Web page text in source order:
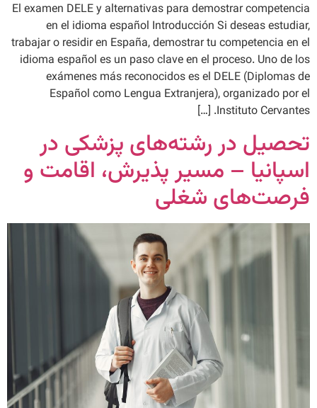
El examen DELE y alternativas para demostrar competencia
en el idioma español Introducción Si deseas estudiar,
trabajar o residir en España, demostrar tu competencia en el
idioma español es un paso clave en el proceso. Uno de los
exámenes más reconocidos es el DELE (Diplomas de
Español como Lengua Extranjera), organizado por el
Instituto Cervantes. […]
تحصیل در رشته‌های پزشکی در
اسپانیا – مسیر پذیرش، اقامت و
فرصت‌های شغلی